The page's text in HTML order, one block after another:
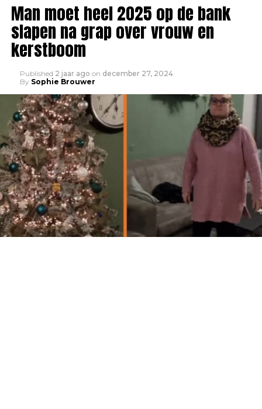
Man moet heel 2025 op de bank
slapen na grap over vrouw en
kerstboom
Published 2 jaar ago on december 27, 2024
By Sophie Brouwer